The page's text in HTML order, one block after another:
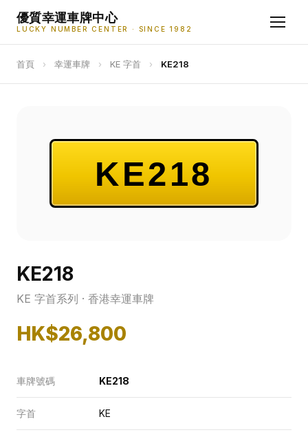
優質幸運車牌中心
LUCKY NUMBER CENTER · SINCE 1982
首頁 › 幸運車牌 › KE 字首 › KE218
KE218
KE218
KE 字首系列 · 香港幸運車牌
HK$26,800
車牌號碼 KE218
字首 KE